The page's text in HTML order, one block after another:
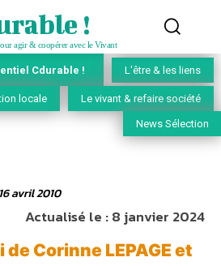
!
agir & coopérer avec le Vivant
Cdurable ! L'être & les liens
locale Le vivant & refaire société
News Sélection
16 avril 2010
Actualisé le :8 janvier 2024
Corinne LEPAGE et